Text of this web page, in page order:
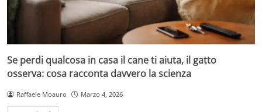
Se perdi qualcosa in casa il cane ti aiuta, il gatto
osserva: cosa racconta davvero la scienza
Raffaele Moauro Marzo 4, 2026